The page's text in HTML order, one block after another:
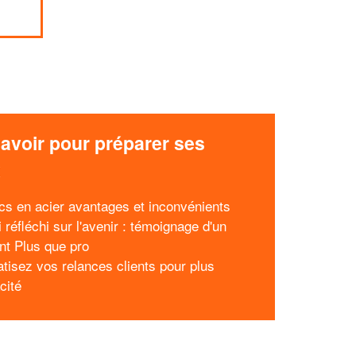
pour préparer ses
en acier avantages et inconvénients
réfléchi sur l'avenir : témoignage d'un
Plus que pro
vos relances clients pour plus